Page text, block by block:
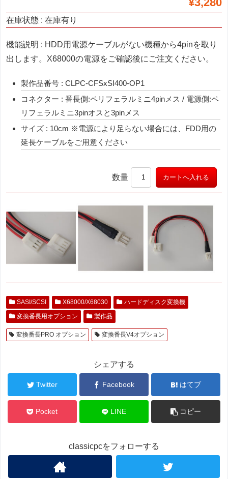
在庫状態 : 在庫有り
機能説明 : HDD用電源ケーブルがない機種から4pinを取り
出します。X68000の電源をご確認後にご注文ください。
製作品番号 : CLPC-CFSxSI400-OP1
コネクター : 番長側:ペリフェラルミニ4pinメス / 電源側:ペ
リフェラルミニ3pinオスと3pinメス
サイズ : 10cm ※電源により足らない場合には、FDD用の
延長ケーブルをご用意ください
数量
SASI/SCSI X68000/X68030
ハードディスク変換機
変換番長用オプション
製作品
変換番長PRO オプション 変換番長V4オプション
シェアする
Twitter Facebook はてブ
Pocket LINE コピー
classicpcをフォローする